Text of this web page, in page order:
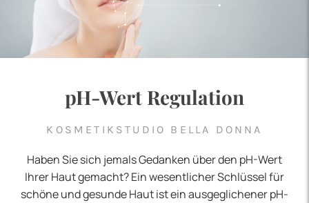
pH-Wert Regulation
KOSMETIKSTUDIO BELLA DONNA
Haben Sie sich jemals Gedanken über den pH-Wert
Ihrer Haut gemacht? Ein wesentlicher Schlüssel für
schöne und gesunde Haut ist ein ausgeglichener pH-